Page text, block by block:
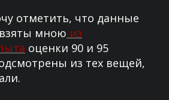
отметить, что данные
мною из
оценки 90 и 95
из тех вещей,